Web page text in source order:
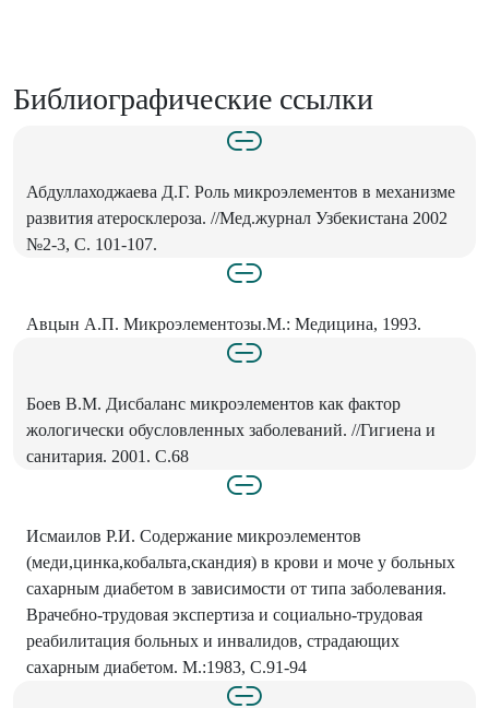
Библиографические ссылки
Абдуллаходжаева Д.Г. Роль микроэлементов в механизме
развития атеросклероза. //Мед.журнал Узбекистана 2002
№2-3, С. 101-107.
Авцын А.П. Микроэлементозы.М.: Медицина, 1993.
Боев В.М. Дисбаланс микроэлементов как фактор
жологически обусловленных заболеваний. //Гигиена и
санитария. 2001. С.68
Исмаилов Р.И. Содержание микроэлементов
(меди,цинка,кобальта,скандия) в крови и моче у больных
сахарным диабетом в зависимости от типа заболевания.
Врачебно-трудовая экспертиза и социально-трудовая
реабилитация больных и инвалидов, страдающих
сахарным диабетом. М.:1983, С.91-94